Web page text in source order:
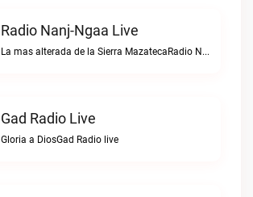
Radio Nanj-Ngaa Live
La mas alterada de la Sierra MazatecaRadio Nanj-Ngaa live
Gad Radio Live
Gloria a DiosGad Radio live